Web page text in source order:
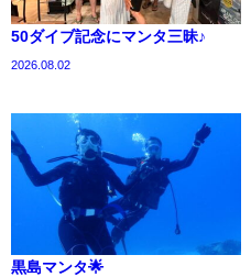
50ダイブ記念にマンタ三昧♪
2026.08.02
黒島マンタ🌟